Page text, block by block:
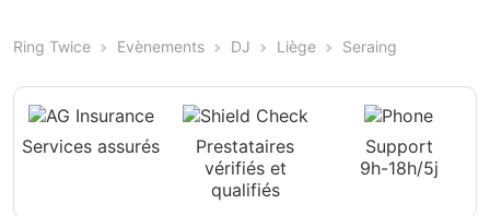
Ring Twice Evènements DJ Liège Seraing
Services assurés
Prestataires
vérifiés et
qualifiés
Support
9h-18h/5j